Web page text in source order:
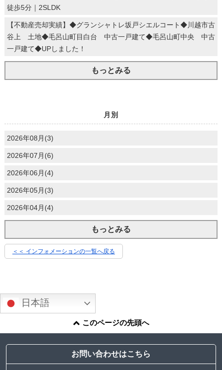
徒歩5分｜2SLDK
【不動産売却実績】◆グランシャトレ坂戸シエルコート◆川越市古
谷上 土地◆毛呂山町目白台 中古一戸建て◆毛呂山町中央 中古
一戸建て◆UPしました！
もっとみる
月別
2026年08月(3)
2026年07月(6)
2026年06月(4)
2026年05月(3)
2026年04月(4)
もっとみる
＜＜ インフォメーションの一覧へ戻る
日本語
このページの先頭へ
お問い合わせはこちら